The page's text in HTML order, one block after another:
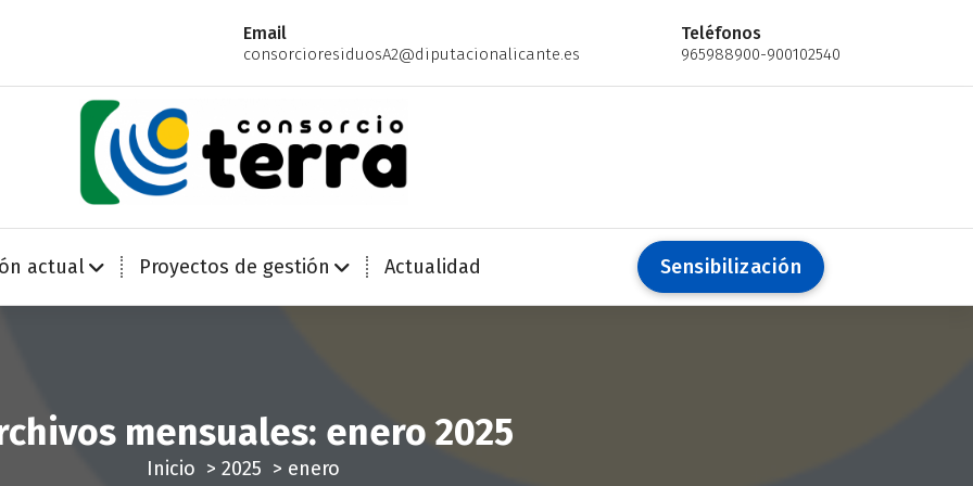
Email
consorcioresiduosA2@diputacionalicante.es
Teléfonos
965988900-900102540
actual Proyectos de gestión Actualidad Sensibilización
mensuales: enero 2025
Inicio > 2025 > enero